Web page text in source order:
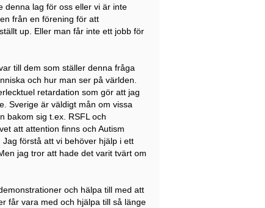
denna lag för oss eller vi är inte
från en förening för att
up. Eller man får inte ett jobb för
till dem som ställer denna fråga
och hur man ser på världen.
retardation som gör att jag
Sverige är väldigt mån om vissa
bakom sig t.ex. RSFL och
att attention finns och Autism
förstå att vi behöver hjälp i ett
jag tror att hade det varit tvärt om
och hälpa till med att
får vara med och hjälpa till så länge